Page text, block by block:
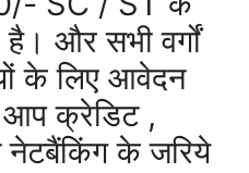
और सभी वर्गों
के लिए आवेदन
क्रेडिट ,
नेटबैंकिंग के जरिये